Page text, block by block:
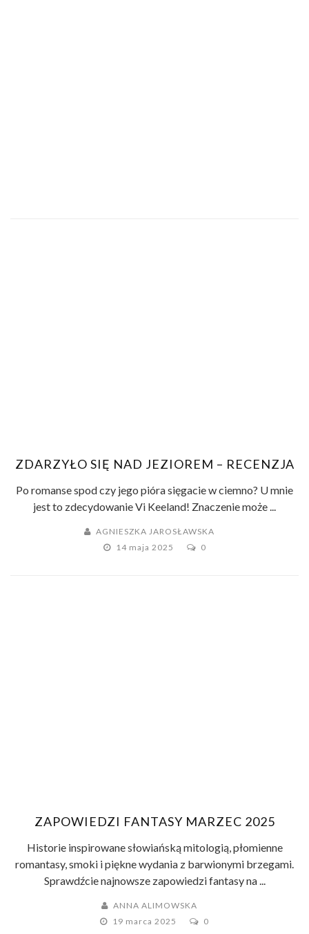
ZDARZYŁO SIĘ NAD JEZIOREM – RECENZJA
Po romanse spod czy jego pióra sięgacie w ciemno? U mnie
jest to zdecydowanie Vi Keeland! Znaczenie może ...
AGNIESZKA JAROSŁAWSKA
14 maja 2025
0
ZAPOWIEDZI FANTASY MARZEC 2025
Historie inspirowane słowiańską mitologią, płomienne
romantasy, smoki i piękne wydania z barwionymi brzegami.
Sprawdźcie najnowsze zapowiedzi fantasy na ...
ANNA ALIMOWSKA
19 marca 2025
0